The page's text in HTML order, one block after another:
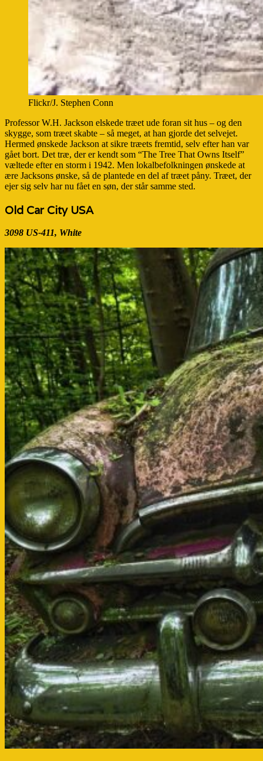
Flickr/J. Stephen Conn
Professor W.H. Jackson elskede træet ude foran sit hus – og den
skygge, som træet skabte – så meget, at han gjorde det selvejet.
Hermed ønskede Jackson at sikre træets fremtid, selv efter han var
gået bort. Det træ, der er kendt som “The Tree That Owns Itself”
væltede efter en storm i 1942. Men lokalbefolkningen ønskede at
ære Jacksons ønske, så de plantede en del af træet påny. Træet, der
ejer sig selv har nu fået en søn, der står samme sted.
Old Car City USA
3098 US-411, White